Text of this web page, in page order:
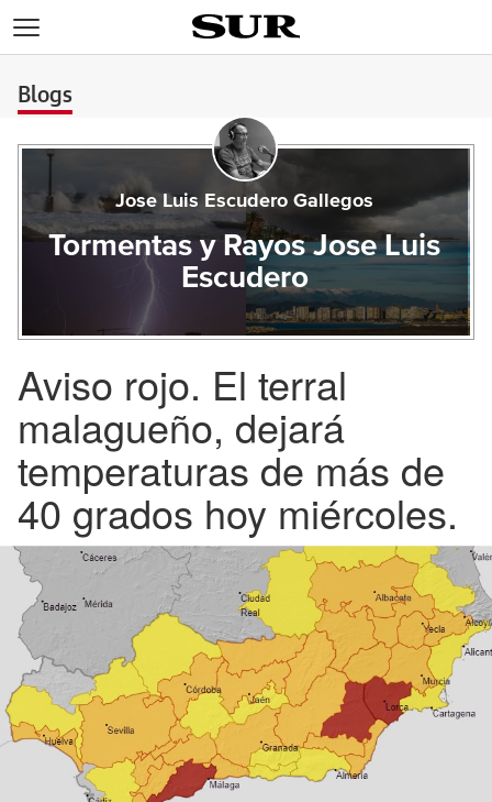
Blogs
Jose Luis Escudero Gallegos
Tormentas y Rayos Jose Luis
Escudero
Aviso rojo. El terral
malagueño, dejará
temperaturas de más de
40 grados hoy miércoles.